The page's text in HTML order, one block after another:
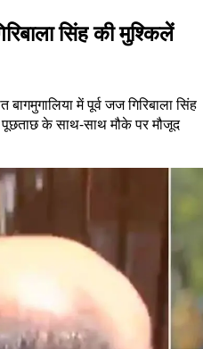
सिंह की मुश्किलें
में पूर्व जज गिरिबाला सिंह
के साथ-साथ मौके पर मौजूद